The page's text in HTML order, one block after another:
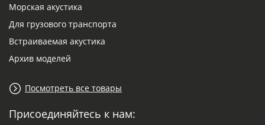
Морская акустика
Для грузового транспорта
Встраиваемая акустика
Архив моделей
Посмотреть все товары
Присоединяйтесь к нам: